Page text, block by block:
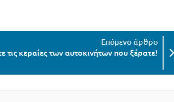
τις κεραίες των αυτοκινήτων που ξέρατε!